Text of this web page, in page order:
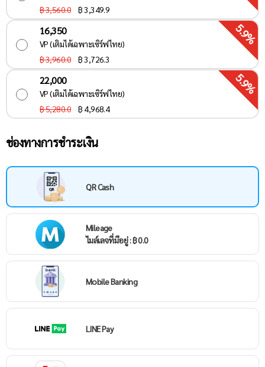
฿ 3,560.0
฿3,349.9
16,350
VP (เติมได้เฉพาะเซิร์ฟไทย)
฿ 3,960.0
฿3,726.3
5.9%
22,000
VP (เติมได้เฉพาะเซิร์ฟไทย)
฿ 5,280.0
฿ 4,968.4
5.9%
ช่องทางการชำระเงิน
QR Cash
Mileage
ไมล์เลจที่มีอยู่ : ฿ 0.0
Mobile Banking
LINE Pay